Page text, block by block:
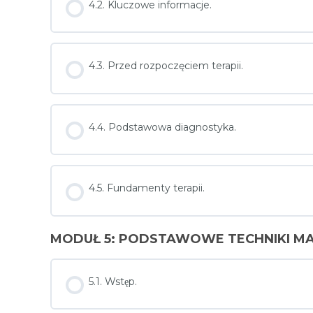
4.2. Kluczowe informacje.
4.3. Przed rozpoczęciem terapii.
4.4. Podstawowa diagnostyka.
4.5. Fundamenty terapii.
MODUŁ 5: PODSTAWOWE TECHNIKI
5.1. Wstęp.